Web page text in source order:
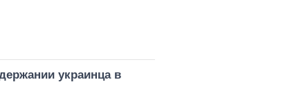
украинца в